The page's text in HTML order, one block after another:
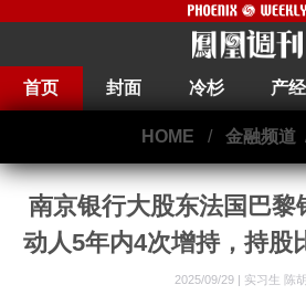
首页 封面 冷杉 产经
HOME / 金融频道
南京银行大股东法国巴黎
动人5年内4次增持，持股
2025/09/29 | 实习生 陈